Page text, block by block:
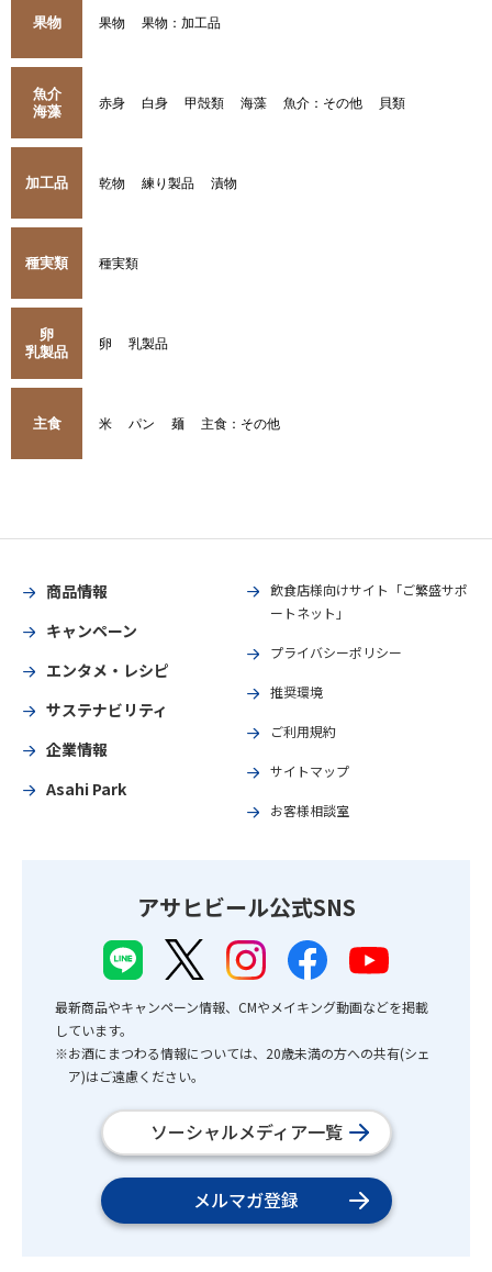
果物 果物 果物：加工品
魚介
海藻
赤身 白身 甲殻類 海藻 魚介：その他 貝類
加工品 乾物 練り製品 漬物
種実類 種実類
卵
乳製品
卵 乳製品
主食 米 パン 麺 主食：その他
商品情報
キャンペーン
エンタメ・レシピ
サステナビリティ
企業情報
Asahi Park
飲食店様向けサイト「ご繁盛サポ
ートネット」
プライバシーポリシー
推奨環境
ご利用規約
サイトマップ
お客様相談室
アサヒビール公式SNS
最新商品やキャンペーン情報、CMやメイキング動画などを掲載
しています。
※お酒にまつわる情報については、20歳未満の方への共有(シェ
ア)はご遠慮ください。
ソーシャルメディア一覧
メルマガ登録